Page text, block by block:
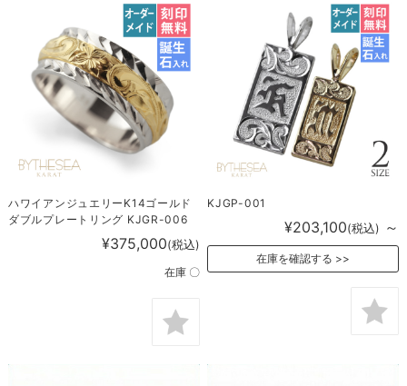
ハワイアンジュエリーK14ゴールド
ダブルプレートリング KJGR-006
¥375,000(税込)
在庫 〇
KJGP-001
¥203,100(税込) ～
在庫を確認する